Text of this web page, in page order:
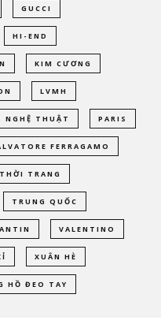
GUCCI
HI-END
KIM CƯƠNG
LVMH
NGHỆ THUẬT PARIS
FERRAGAMO
THỜI TRANG
TRUNG QUỐC
VALENTINO
XUÂN HÈ
HỒ ĐEO TAY